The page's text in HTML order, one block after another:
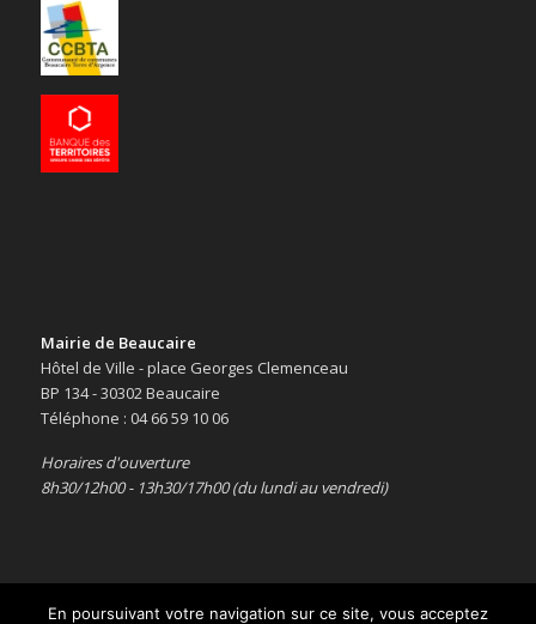
Mairie de Beaucaire
Hôtel de Ville - place Georges Clemenceau
BP 134 - 30302 Beaucaire
Téléphone : 04 66 59 10 06
Horaires d'ouverture
8h30/12h00 - 13h30/17h00 (du lundi au vendredi)
En poursuivant votre navigation sur ce site, vous acceptez